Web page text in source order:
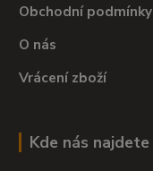
Obchodní podmínky
O nás
Vrácení zboží
Kde nás najdete